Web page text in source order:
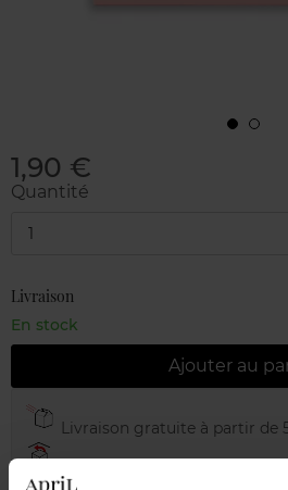
1,90 €
Quantité
1
Livraison
En stock
Ajouter au
Livraison gratuite à partir de